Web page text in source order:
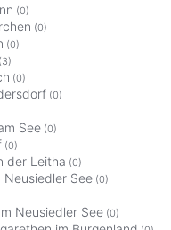
(0)
(0)
(0)
(3)
(0)
(0)
See (0)
(0)
der Leitha (0)
See (0)
Neusiedler See (0)